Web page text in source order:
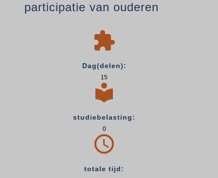
participatie van ouderen

Dag(delen):
15

studiebelasting:
0

totale tijd: